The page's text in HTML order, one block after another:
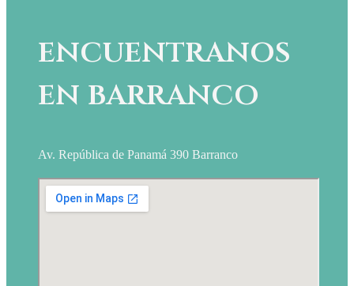
encuentranos
en barranco
Av. República de Panamá 390 Barranco